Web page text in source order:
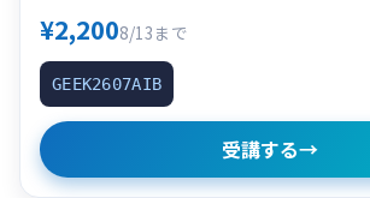
¥2,2008/13まで
GEEK2607AIB
受講する→